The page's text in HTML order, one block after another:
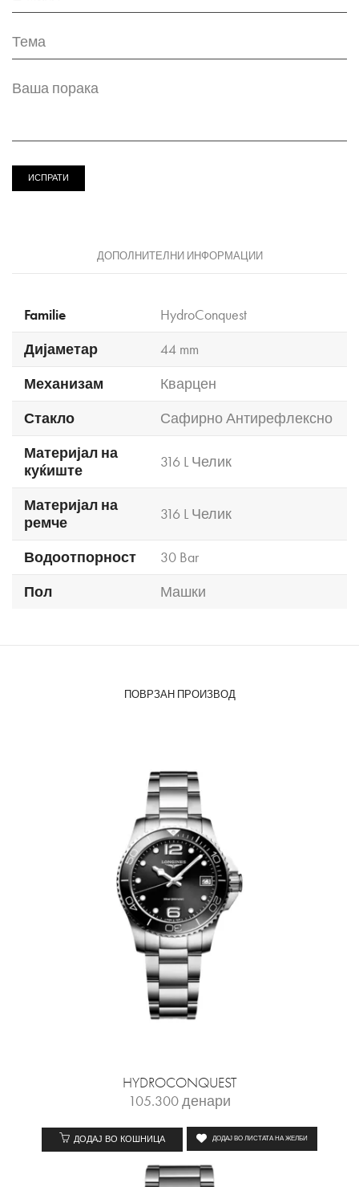
ДОПОЛНИТЕЛНИ ИНФОРМАЦИИ
Familie
HydroConquest
Дијаметар
44 mm
Механизам
Кварцен
Стакло
Сафирно Антирефлексно
Материјал на
куќиште
316 L Челик
Материјал на
ремче
316 L Челик
Водоотпорност
30 Bar
Пол
Машки
ПОВРЗАН ПРОИЗВОД
HYDROCONQUEST
105.300денари
ДОДАЈ ВО КОШНИЦА ДОДАЈ ВО ЛИСТАТА НА ЖЕЛБИ